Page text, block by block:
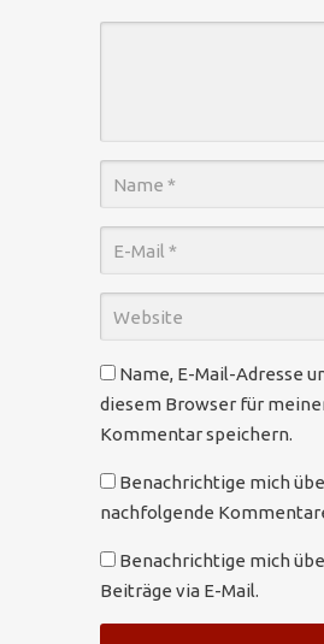
Name, E-Mail-Adresse
diesem Browser für
Kommentar speichern.
Benachrichtige mich
nachfolgende
Benachrichtige mich
Beiträge via E-Mail.